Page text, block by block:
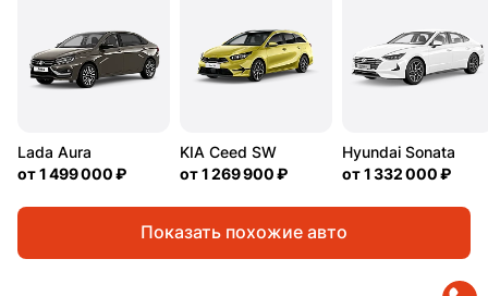
Lada Aura
от1 499 000 ₽
KIA Ceed SW
от1 269 900 ₽
Hyundai Sonata
от1 332 000 ₽
Показать похожие авто